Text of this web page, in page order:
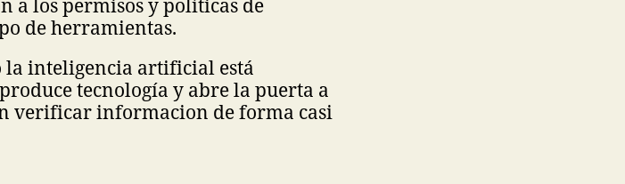
a los permisos y políticas de
de herramientas.
la inteligencia artificial está
tecnología y abre la puerta a
verificar informacion de forma casi